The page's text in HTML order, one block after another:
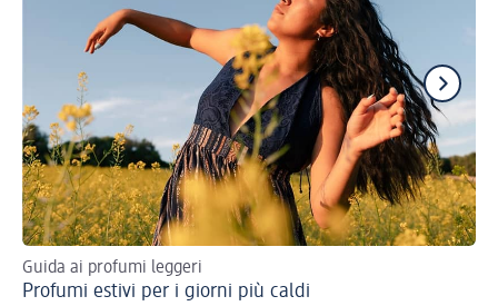
Guida ai profumi leggeri
Profumi estivi per i giorni più caldi